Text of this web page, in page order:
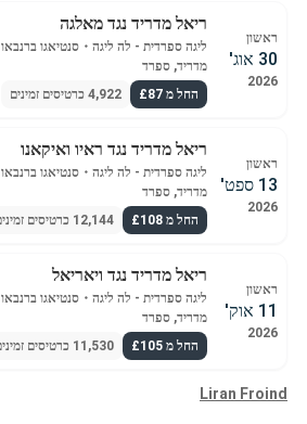
ראשון
30 אוג'
2026
ריאל מדריד נגד מאלגה
ליגה ספרדית - לה ליגה ・ סנטיאגו ברנבאו
מדריד, ספרד
החל מ £87
4,922 כרטיסים זמינים
ראשון
13 ספט'
2026
ריאל מדריד נגד ראיו ואיקאנו
ליגה ספרדית - לה ליגה ・ סנטיאגו ברנבאו
מדריד, ספרד
החל מ £108
12,144 כרטיסים זמינים
ראשון
11 אוק'
2026
ריאל מדריד נגד ויאריאל
ליגה ספרדית - לה ליגה ・ סנטיאגו ברנבאו
מדריד, ספרד
החל מ £105
11,530 כרטיסים זמינים
Liran Froind